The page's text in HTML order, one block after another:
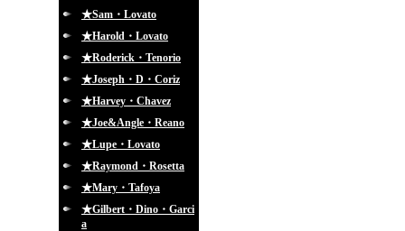
★Sam・Lovato
★Harold・Lovato
★Roderick・Tenorio
★Joseph・D・Coriz
★Harvey・Chavez
★Joe&Angle・Reano
★Lupe・Lovato
★Raymond・Rosetta
★Mary・Tafoya
★Gilbert・Dino・Garci
a